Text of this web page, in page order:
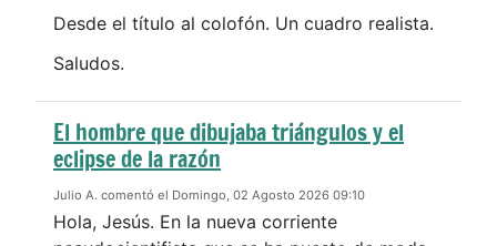
Desde el título al colofón. Un cuadro realista.
Saludos.
El hombre que dibujaba triángulos y el
eclipse de la razón
Julio A. comentó el Domingo, 02 Agosto 2026 09:10
Hola, Jesús. En la nueva corriente